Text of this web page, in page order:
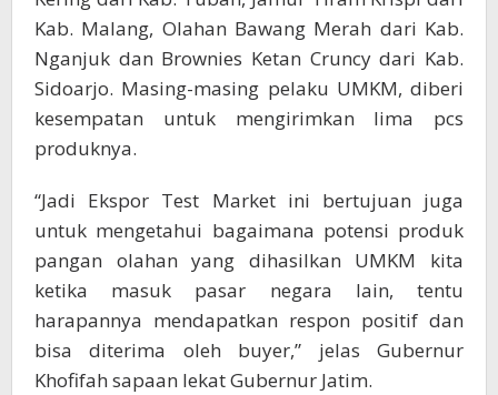
Kab. Malang, Olahan Bawang Merah dari Kab.
Nganjuk dan Brownies Ketan Cruncy dari Kab.
Sidoarjo. Masing-masing pelaku UMKM, diberi
kesempatan untuk mengirimkan lima pcs
produknya.
“Jadi Ekspor Test Market ini bertujuan juga
untuk mengetahui bagaimana potensi produk
pangan olahan yang dihasilkan UMKM kita
ketika masuk pasar negara lain, tentu
harapannya mendapatkan respon positif dan
bisa diterima oleh buyer,” jelas Gubernur
Khofifah sapaan lekat Gubernur Jatim.